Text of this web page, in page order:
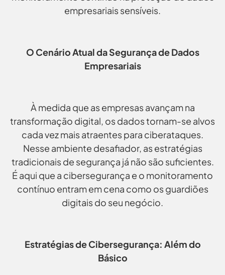
empresariais sensíveis.
O Cenário Atual da Segurança de Dados
Empresariais
À medida que as empresas avançam na
transformação digital, os dados tornam-se alvos
cada vez mais atraentes para ciberataques.
Nesse ambiente desafiador, as estratégias
tradicionais de segurança já não são suficientes.
É aqui que a cibersegurança e o monitoramento
contínuo entram em cena como os guardiões
digitais do seu negócio.
Estratégias de Cibersegurança: Além do
Básico